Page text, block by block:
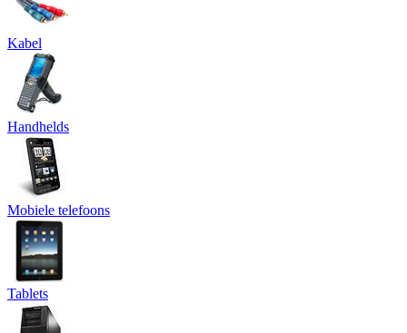
Kabel
Handhelds
Mobiele telefoons
Tablets